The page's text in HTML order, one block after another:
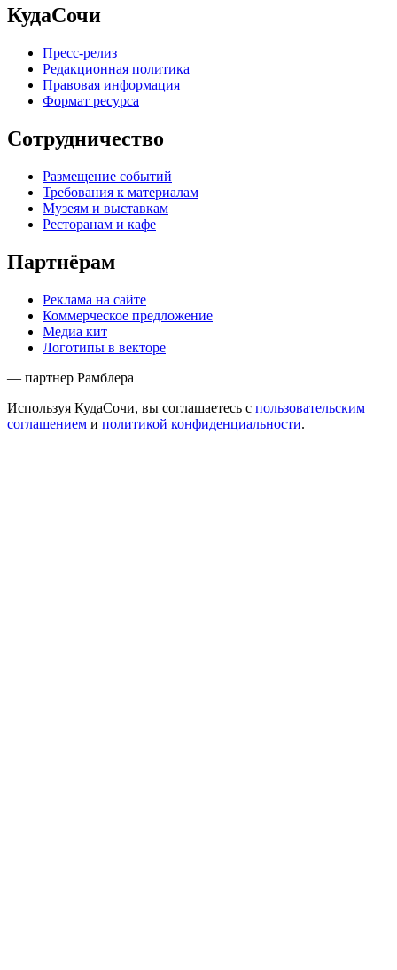
КудаСочи
Пресс-релиз
Редакционная политика
Правовая информация
Формат ресурса
Сотрудничество
Размещение событий
Требования к материалам
Музеям и выставкам
Ресторанам и кафе
Партнёрам
Реклама на сайте
Коммерческое предложение
Медиа кит
Логотипы в векторе
— партнер Рамблера
Используя КудаСочи, вы соглашаетесь с пользовательским
соглашением и политикой конфиденциальности.